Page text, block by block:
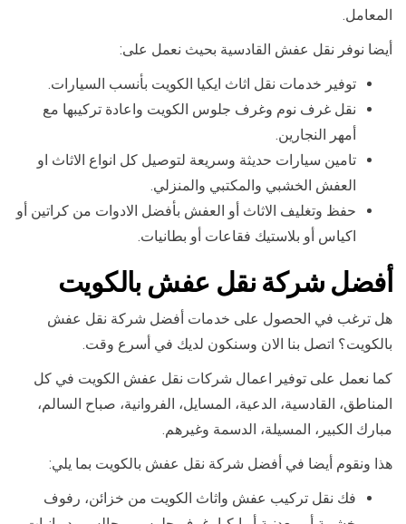
المعامل.
أيضا نوفر نقل عفش القادسية بحيث نعمل على:
توفير خدمات نقل اثاث ايكيا الكويت بأنسب السيارات.
نقل غرف نوم وغرف جلوس الكويت واعادة تركيبها مع
أمهر النجارين.
تامين سيارات حديثة وسريعة لتوصيل كل انواع الاثاث او
العفش الخشبي والمكتبي والمنزلي.
حفظ وتغليف الاثاث أو العفش بأفضل الادوات من كراتين أو
اكياس أو بلاستيك فقاعات أو بطانيات.
أفضل شركة نقل عفش بالكويت
هل ترغب في الحصول على خدمات أفضل شركة نقل عفش
بالكويت؟ اتصل بنا الان وسنكون لديك في أسرع وقت.
كما نعمل على توفير اعمال شركات نقل عفش الكويت في كل
المناطق، القادسية، الدعية، المسايل، الفروانية، صباح السالم،
مبارك الكبير، المسيلة، الدسمة وغيرهم.
هذا ونقوم أيضا في أفضل شركة نقل عفش بالكويت بما يلي:
فك نقل تركيب عفش واثاث الكويت من خزائن، رفوف